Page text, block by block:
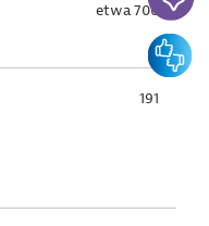
etwa 700
191